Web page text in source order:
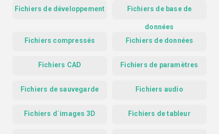
Fichiers de développement Fichiers de base de
données
Fichiers compressés
Fichiers de données
Fichiers CAD Fichiers de paramètres
Fichiers de sauvegarde Fichiers audio
Fichiers d`images 3D Fichiers de tableur